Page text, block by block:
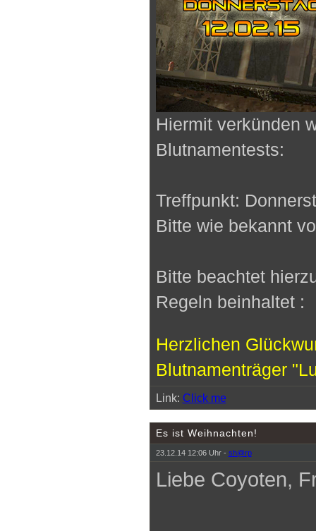
Hiermit verkünden
Blutnamentests:
Treffpunkt:
Bitte wie bekannt
Bitte beachtet
Regeln beinhaltet :
Herzlichen
Blutnamenträger
Link: Click me
Es ist Weihnachten!
23.12.14 12:06 Uhr - sh@rp
Liebe Coyoten,